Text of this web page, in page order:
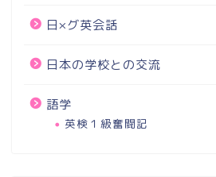
日×グ英会話
日本の学校との交流
語学
英検１級奮闘記